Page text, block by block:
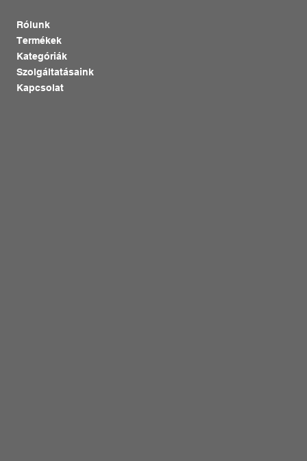
Rólunk
Termékek
Kategóriák
Szolgáltatásaink
Kapcsolat